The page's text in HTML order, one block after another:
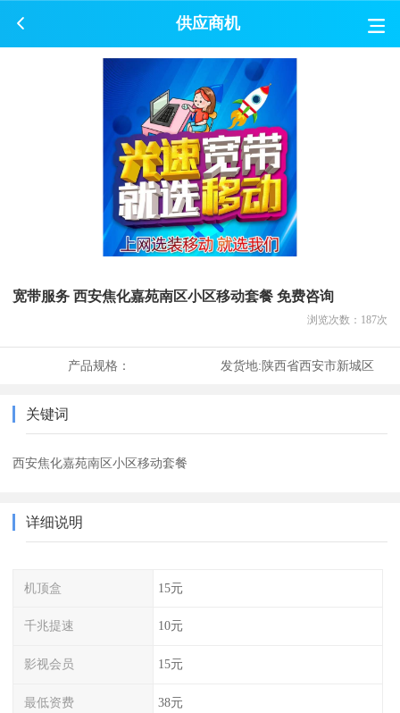
供应商机
宽带服务 西安焦化嘉苑南区小区移动套餐 免费咨询
浏览次数： 187次
产品规格： 发货地:陕西省西安市新城区
关键词
西安焦化嘉苑南区小区移动套餐
详细说明
机顶盒 15元
千兆提速 10元
影视会员 15元
最低资费 38元